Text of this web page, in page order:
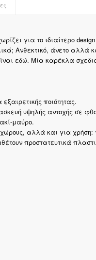
για το ιδιαίτερο
Ανθεκτικό, άνετο αλλά
εδώ. Μία καρέκλα
ποιότητας.
υψηλής αντοχής σε
μαύρο.
χώρους, αλλά και για
προστατευτικά